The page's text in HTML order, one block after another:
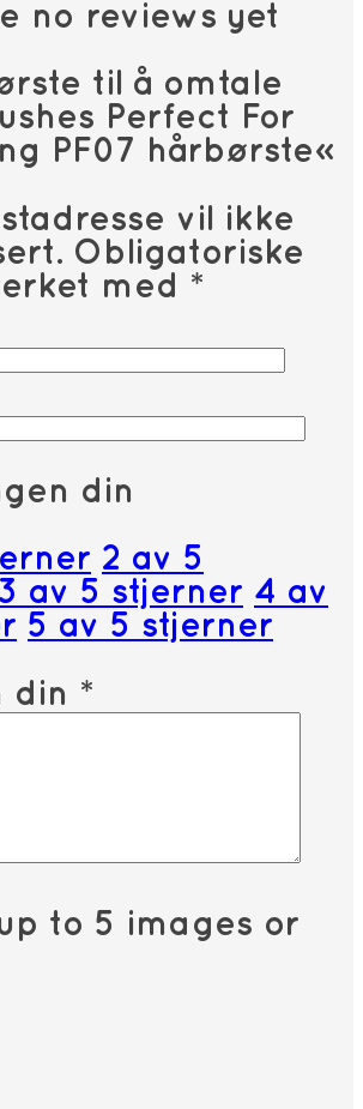
no reviews yet
til å omtale
Perfect For
PF07 hårbørste»
vil ikke
Obligatoriske
med *
din
2 av 5
3 av 5 stjerner 4 av
5 av 5 stjerner
din *
to 5 images or